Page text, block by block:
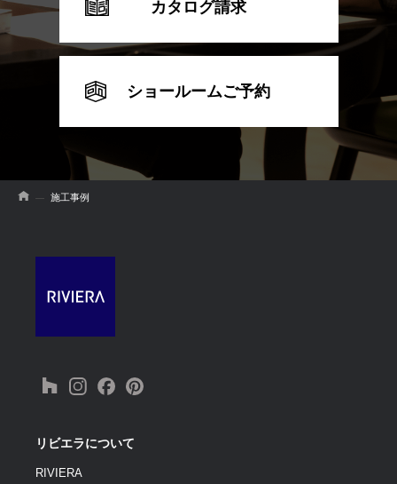
カタログ請求
ショールームご予約
施工事例
リビエラについて
RIVIERA